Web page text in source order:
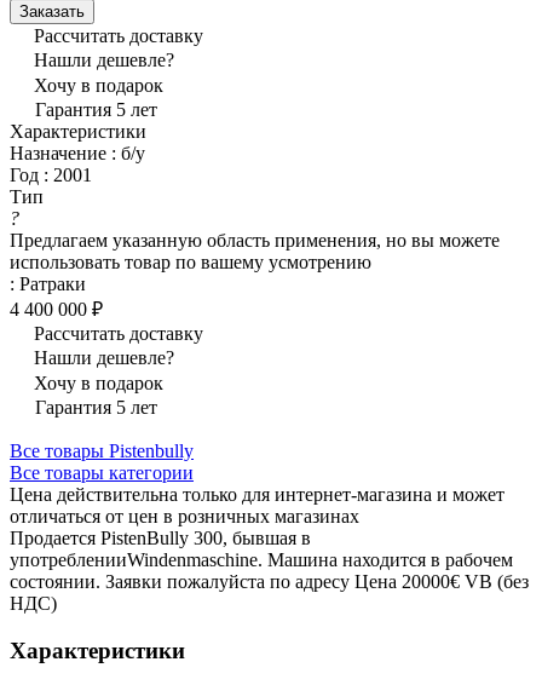
Заказать
Рассчитать доставку
Нашли дешевле?
Хочу в подарок
Гарантия 5 лет
Характеристики
Назначение : б/у
Год : 2001
Тип
?
Предлагаем указанную область применения, но вы можете
использовать товар по вашему усмотрению
: Ратраки
4 400 000 ₽
Рассчитать доставку
Нашли дешевле?
Хочу в подарок
Гарантия 5 лет
Все товары Pistenbully
Все товары категории
Цена действительна только для интернет-магазина и может
отличаться от цен в розничных магазинах
Продается PistenBully 300, бывшая в
употребленииWindenmaschine. Машина находится в рабочем
состоянии. Заявки пожалуйста по адресу Цена 20000€ VB (без
НДС)
Характеристики